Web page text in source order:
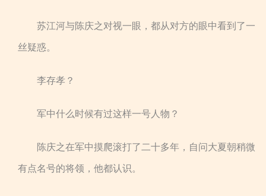
苏江河与陈庆之对视一眼，都从对方的眼中看到了一
丝疑惑。
李存孝？
军中什么时候有过这样一号人物？
陈庆之在军中摸爬滚打了二十多年，自问大夏朝稍微
有点名号的将领，他都认识。